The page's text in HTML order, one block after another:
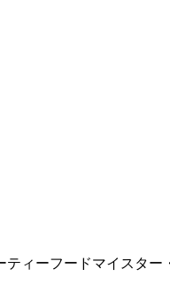
ティーフードマイスタ